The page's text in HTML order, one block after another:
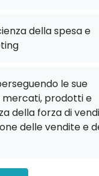
della spesa e
le sue
prodotti e
della forza di
delle vendite e